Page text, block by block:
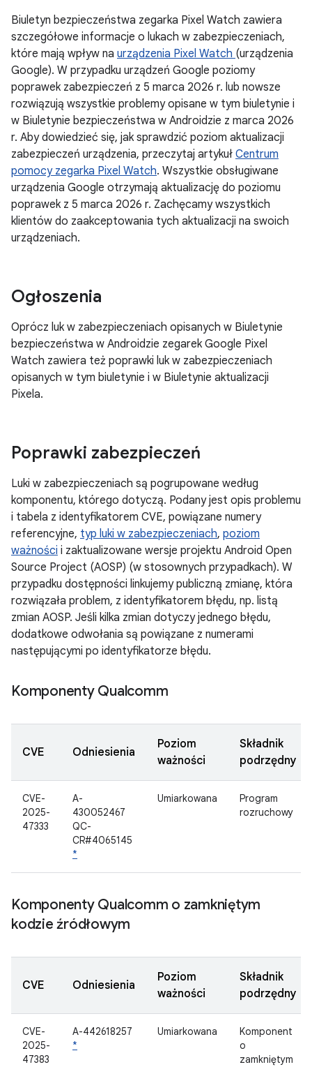
Biuletyn bezpieczeństwa zegarka Pixel Watch zawiera
szczegółowe informacje o lukach w zabezpieczeniach,
które mają wpływ na urządzenia Pixel Watch (urządzenia
Google). W przypadku urządzeń Google poziomy
poprawek zabezpieczeń z 5 marca 2026 r. lub nowsze
rozwiązują wszystkie problemy opisane w tym biuletynie i
w Biuletynie bezpieczeństwa w Androidzie z marca 2026
r. Aby dowiedzieć się, jak sprawdzić poziom aktualizacji
zabezpieczeń urządzenia, przeczytaj artykuł Centrum
pomocy zegarka Pixel Watch. Wszystkie obsługiwane
urządzenia Google otrzymają aktualizację do poziomu
poprawek z 5 marca 2026 r. Zachęcamy wszystkich
klientów do zaakceptowania tych aktualizacji na swoich
urządzeniach.
Ogłoszenia
Oprócz luk w zabezpieczeniach opisanych w Biuletynie
bezpieczeństwa w Androidzie zegarek Google Pixel
Watch zawiera też poprawki luk w zabezpieczeniach
opisanych w tym biuletynie i w Biuletynie aktualizacji
Pixela.
Poprawki zabezpieczeń
Luki w zabezpieczeniach są pogrupowane według
komponentu, którego dotyczą. Podany jest opis problemu
i tabela z identyfikatorem CVE, powiązane numery
referencyjne, typ luki w zabezpieczeniach, poziom
ważności i zaktualizowane wersje projektu Android Open
Source Project (AOSP) (w stosownych przypadkach). W
przypadku dostępności linkujemy publiczną zmianę, która
rozwiązała problem, z identyfikatorem błędu, np. listą
zmian AOSP. Jeśli kilka zmian dotyczy jednego błędu,
dodatkowe odwołania są powiązane z numerami
następującymi po identyfikatorze błędu.
Komponenty Qualcomm
CVE Odniesienia
Poziom
ważności
Składnik
podrzędny
CVE-
2025-
47333
A-
430052467
QC-
CR#4065145
*
Umiarkowana
Program
rozruchowy
Komponenty Qualcomm o zamkniętym
kodzie źródłowym
CVE Odniesienia
Poziom
ważności
Składnik
podrzędny
CVE-
2025-
47383
A-442618257
*
Umiarkowana
Komponent
o
zamkniętym